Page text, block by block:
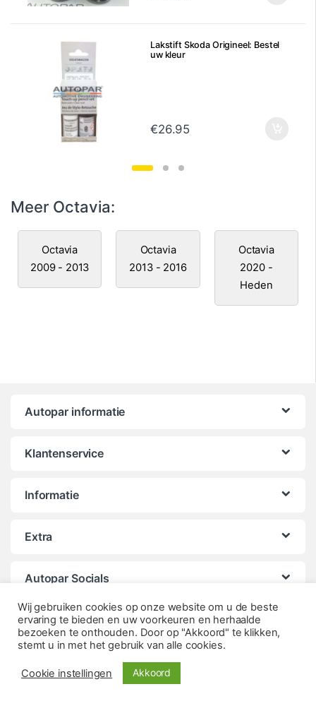
Lakstift Skoda Origineel: Bestel
uw kleur
€26.95
Meer Octavia:
Octavia
2009 - 2013
Octavia
2013 - 2016
Octavia
2020 -
Heden
Autopar informatie
Klantenservice
Informatie
Extra
Autopar Socials
Wij gebruiken cookies op onze website om u de beste
ervaring te bieden en uw voorkeuren en herhaalde
bezoeken te onthouden. Door op "Akkoord" te klikken,
stemt u in met het gebruik van alle cookies.
Cookie instellingen Akkoord